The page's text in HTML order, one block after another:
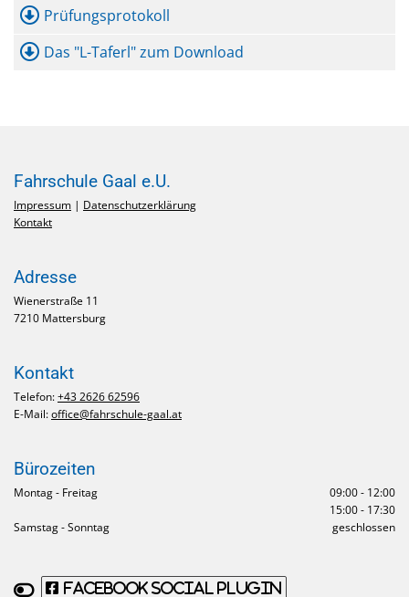
Prüfungsprotokoll
Das "L-Taferl" zum Download
Fahrschule Gaal e.U.
Impressum | Datenschutzerklärung
Kontakt
Adresse
Wienerstraße 11
7210 Mattersburg
Kontakt
Telefon:+43 2626 62596
E-Mail:office@fahrschule-gaal.at
Bürozeiten
Montag - Freitag
09:00 - 12:00
15:00 - 17:30
Samstag - Sonntag
geschlossen
Facebook Social Plugin